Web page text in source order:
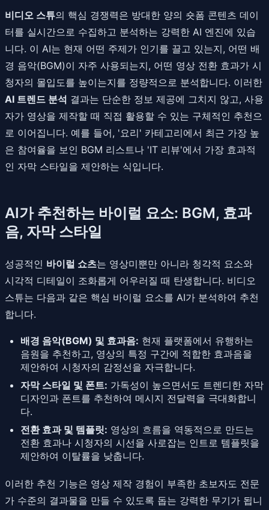
비디오 스튜의 핵심 경쟁력은 방대한 양의 숏폼 콘텐츠 데이
터를 실시간으로 수집하고 분석하는 강력한 AI 엔진에 있습
니다. 이 AI는 현재 어떤 주제가 인기를 끌고 있는지, 어떤 배
경 음악(BGM)이 자주 사용되는지, 어떤 영상 전환 효과가 시
청자의 몰입도를 높이는지를 정량적으로 분석합니다. 이러한
AI 트렌드 분석 결과는 단순한 정보 제공에 그치지 않고, 사용
자가 영상을 제작할 때 직접 활용할 수 있는 구체적인 추천으
로 이어집니다. 예를 들어, '요리' 카테고리에서 최근 가장 높
은 참여율을 보인 BGM 리스트나 'IT 리뷰'에서 가장 효과적
인 자막 스타일을 제안하는 식입니다.
AI가 추천하는 바이럴 요소: BGM, 효과
음, 자막 스타일
성공적인 바이럴 쇼츠는 영상미뿐만 아니라 청각적 요소와
시각적 디테일이 조화롭게 어우러질 때 탄생합니다. 비디오
스튜는 다음과 같은 핵심 바이럴 요소를 AI가 분석하여 추천
합니다.
배경 음악(BGM) 및 효과음: 현재 플랫폼에서 유행하는
음원을 추천하고, 영상의 특정 구간에 적합한 효과음을
제안하여 시청자의 감정선을 자극합니다.
자막 스타일 및 폰트: 가독성이 높으면서도 트렌디한 자막
디자인과 폰트를 추천하여 메시지 전달력을 극대화합니
다.
전환 효과 및 템플릿: 영상의 흐름을 역동적으로 만드는
전환 효과나 시청자의 시선을 사로잡는 인트로 템플릿을
제안하여 이탈률을 낮춥니다.
이러한 추천 기능은 영상 제작 경험이 부족한 초보자도 전문
가 수준의 결과물을 만들 수 있도록 돕는 강력한 무기가 됩니